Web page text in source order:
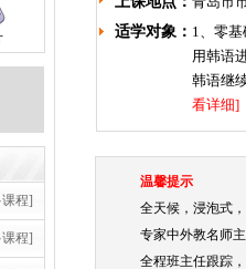
程]
程]
适学对象： 1、零
用韩语
韩语继
看详细]
温馨提示
全天候，浸泡式
专家中外教名师
全程班主任跟踪